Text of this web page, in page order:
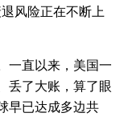
风险正在不断上
直以来，美国一
丢了大账，算了眼
早已达成多边共